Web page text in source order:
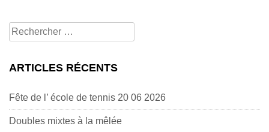
Rechercher
pour:
ARTICLES RÉCENTS
Fête de l’ école de tennis 20 06 2026
Doubles mixtes à la mêlée